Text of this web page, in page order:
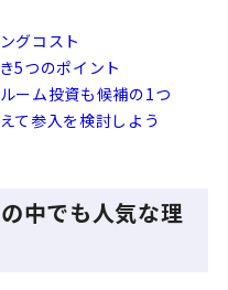
グコスト
5つのポイント
ーム投資も候補の1つ
て参入を検討しよう
中でも人気な理